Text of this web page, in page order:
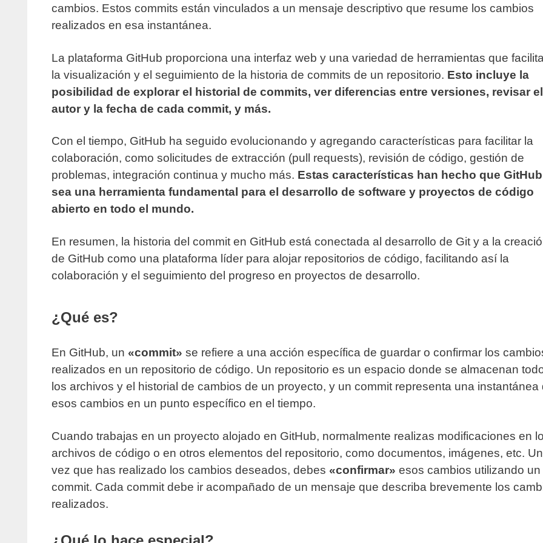
cambios. Estos commits están vinculados a un mensaje descriptivo que resume los cambios
realizados en esa instantánea.
La plataforma GitHub proporciona una interfaz web y una variedad de herramientas que
la visualización y el seguimiento de la historia de commits de un repositorio. Esto incluye la
posibilidad de explorar el historial de commits, ver diferencias entre versiones, revisar el
autor y la fecha de cada commit, y más.
Con el tiempo, GitHub ha seguido evolucionando y agregando características para facilitar la
colaboración, como solicitudes de extracción (pull requests), revisión de código, gestión de
problemas, integración continua y mucho más. Estas características han hecho que GitHub
sea una herramienta fundamental para el desarrollo de software y proyectos de código
abierto en todo el mundo.
En resumen, la historia del commit en GitHub está conectada al desarrollo de Git y a la
de GitHub como una plataforma líder para alojar repositorios de código, facilitando así la
colaboración y el seguimiento del progreso en proyectos de desarrollo.
¿Qué es?
En GitHub, un «commit» se refiere a una acción específica de guardar o confirmar los
realizados en un repositorio de código. Un repositorio es un espacio donde se almacenan
los archivos y el historial de cambios de un proyecto, y un commit representa una instantánea
esos cambios en un punto específico en el tiempo.
Cuando trabajas en un proyecto alojado en GitHub, normalmente realizas modificaciones en
archivos de código o en otros elementos del repositorio, como documentos, imágenes, etc.
vez que has realizado los cambios deseados, debes «confirmar» esos cambios utilizando un
commit. Cada commit debe ir acompañado de un mensaje que describa brevemente los
realizados.